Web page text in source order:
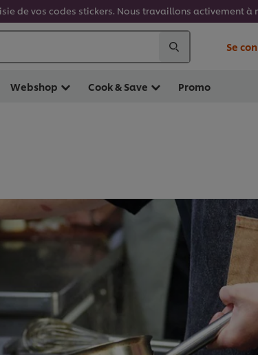
de vos codes stickers. Nous travaillons activement à
Se
Webshop Cook & Save Promo